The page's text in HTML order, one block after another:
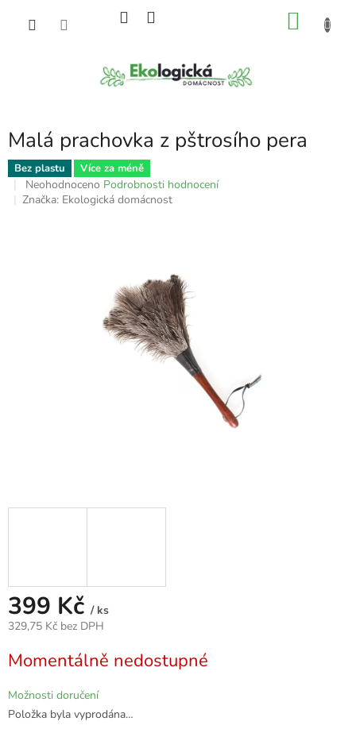
Malá prachovka z pštrosího pera
Bez plastu Více za méně
Průměrné
hodnocení
Neohodnoceno Podrobnosti hodnocení
Značka: Ekologická domácnost
399 Kč / ks
329,75 Kč bez DPH
cena:
Momentálně nedostupné
Možnosti doručení
Položka byla vyprodána…